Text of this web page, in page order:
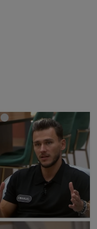
care intră într-o
se adună
îi dă planurile